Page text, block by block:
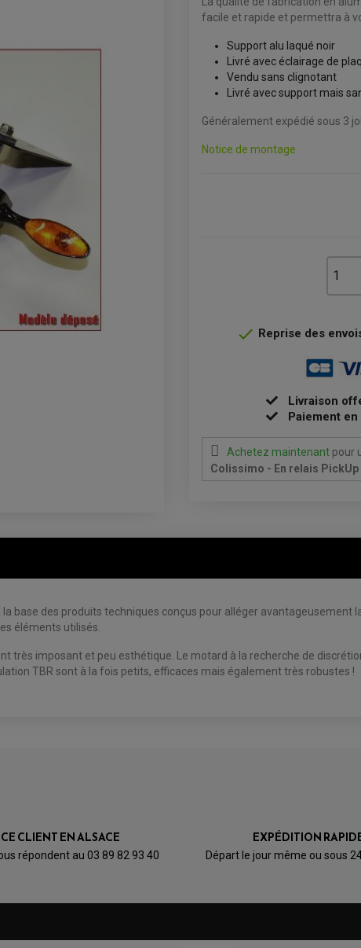
facile et rapide et permettra à
Support alu laqué noir
Livré avec éclairage de
Vendu sans clignotant
Livré avec support mais
Généralement expédié sous 3
Notice de montage
 Reprise des
Livraison
Paiement
Achetez maintenant pour
Colissimo - En relais
la base des produits techniques conçus pour alléger
éléments utilisés.
très imposant et peu esthétique. Le motard à la recherche de
TBR sont à la fois petits, efficaces mais également très robustes !
CLIENT EN ALSACE
répondent au 03 89 82 93 40
EXPÉDITION
Départ le jour même ou sous